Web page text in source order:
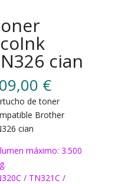
cian
€
de toner
Brother
cian
máximo: 3.500
/ TN321C /